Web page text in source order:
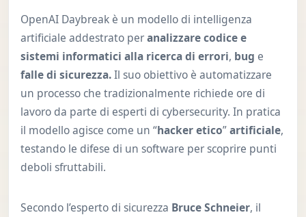
OpenAI Daybreak è un modello di intelligenza
artificiale addestrato peranalizzare codice e
sistemi informatici alla ricerca di errori, bug e
falle di sicurezza.Il suo obiettivo è automatizzare
un processo che tradizionalmente richiede ore di
lavoro da parte di esperti di cybersecurity. In pratica
il modello agisce come un “hacker etico”artificiale,
testando le difese di un software per scoprire punti
deboli sfruttabili.
Secondo l’esperto di sicurezza Bruce Schneier, il